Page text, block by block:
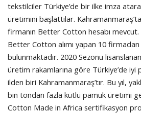
tekstilciler Türkiye’de bir ilke imza
üretimini başlattılar.
firmanın Better Cotton hesabı mevcut.
Better Cotton alımı yapan 10
bulunmaktadır. 2020 Sezonu
üretim rakamlarına göre Türkiye’de iyi
ilden biri Kahramanmaraş’tır. Bu yıl,
bin tondan fazla kütlü pamuk üretimi
Cotton Made in Africa sertifikasyon